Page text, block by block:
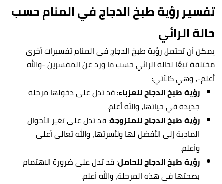
تفسير رؤية طبخ الدجاج في المنام حسب
حالة الرائي
يمكن أن تحتمل رؤية طبخ الدجاج في المنام تفسيرات أخرى
مختلفة تبعًا لحالة الرائي حسب ما ورد عن المفسرين -والله
أعلم-، وهي كالآتي:
رؤية طبخ الدجاج للعزباء: قد تدل على دخولها مرحلة
جديدة في حياتها، والله أعلم.
رؤية طبخ الدجاج للمتزوجة: قد تدل على تغير الأحوال
المادية إلى الأفضل لها ولأسرتها، والله تعالى أعلى
وأعلم.
رؤية طبخ الدجاج للحامل: قد تدل على ضرورة الاهتمام
بصحتها في هذه المرحلة، والله أعلم.